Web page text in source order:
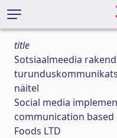
title
Sotsiaalmeedia
näitel
Social media
communication
Foods LTD